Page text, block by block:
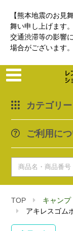
【熊本地震のお見
舞い申し上げます
交通渋滞等の影響
場合がございます
カテゴリー
ご利用に
TOP キャンプ
アキレスゴム